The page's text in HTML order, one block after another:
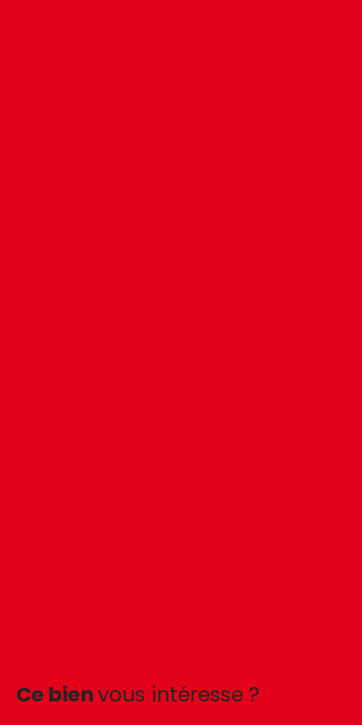
Ce bienvous intéresse ?